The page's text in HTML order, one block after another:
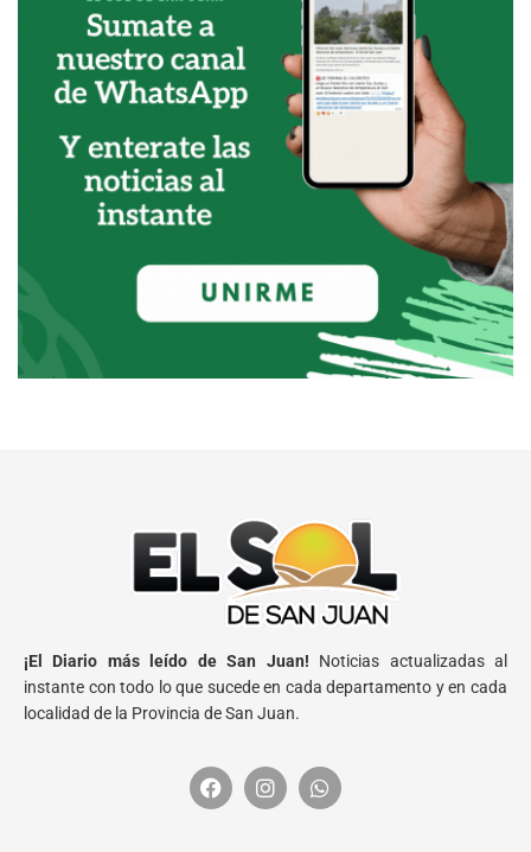
¡El Diario más leído de San Juan! Noticias actualizadas al
instante con todo lo que sucede en cada departamento y en cada
localidad de la Provincia de San Juan.